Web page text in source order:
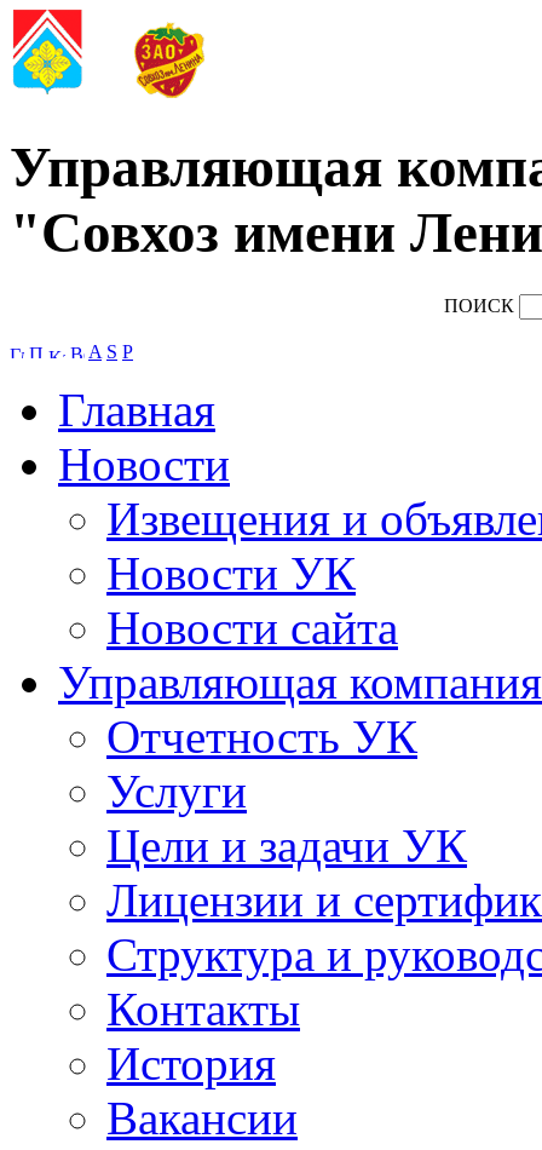
Управляющая
"Совхоз имени
ПОИСК
A S P
Главная
Новости
Извещения и
Новости УК
Новости сайта
Управляющая компания
Отчетность УК
Услуги
Цели и задачи УК
Лицензии и
Структура и
Контакты
История
Вакансии